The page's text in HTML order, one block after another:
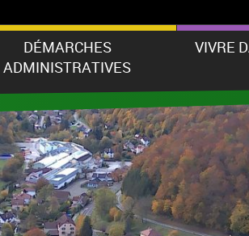
DÉMARCHES
ADMINISTRATIVES
VIVRE